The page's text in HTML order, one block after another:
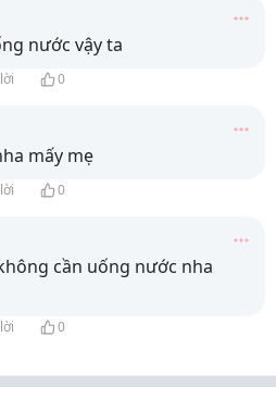
nước vậy ta
0
mấy mẹ
0
cần uống nước nha
0